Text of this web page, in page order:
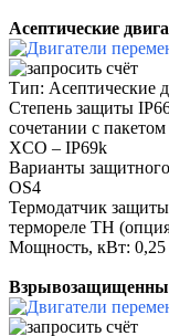
Асептические
Тип: Асептические
Степень защиты
сочетании с
XCO – IP69k
Варианты
OS4
Термодатчик
термореле TH
Мощность, кВт: 0,25